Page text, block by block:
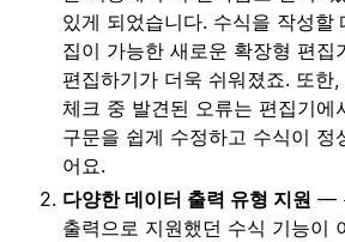
있게 되었습니다. 수식을 작성
집이 가능한 새로운 확장형 편
편집하기가 더욱 쉬워졌죠. 또
체크 중 발견된 오류는 편집기
구문을 쉽게 수정하고 수식이
어요.
다양한 데이터 출력 유형 지원 —
출력으로 지원했던 수식 기능이